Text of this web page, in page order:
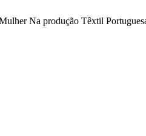
Na produção Têxtil